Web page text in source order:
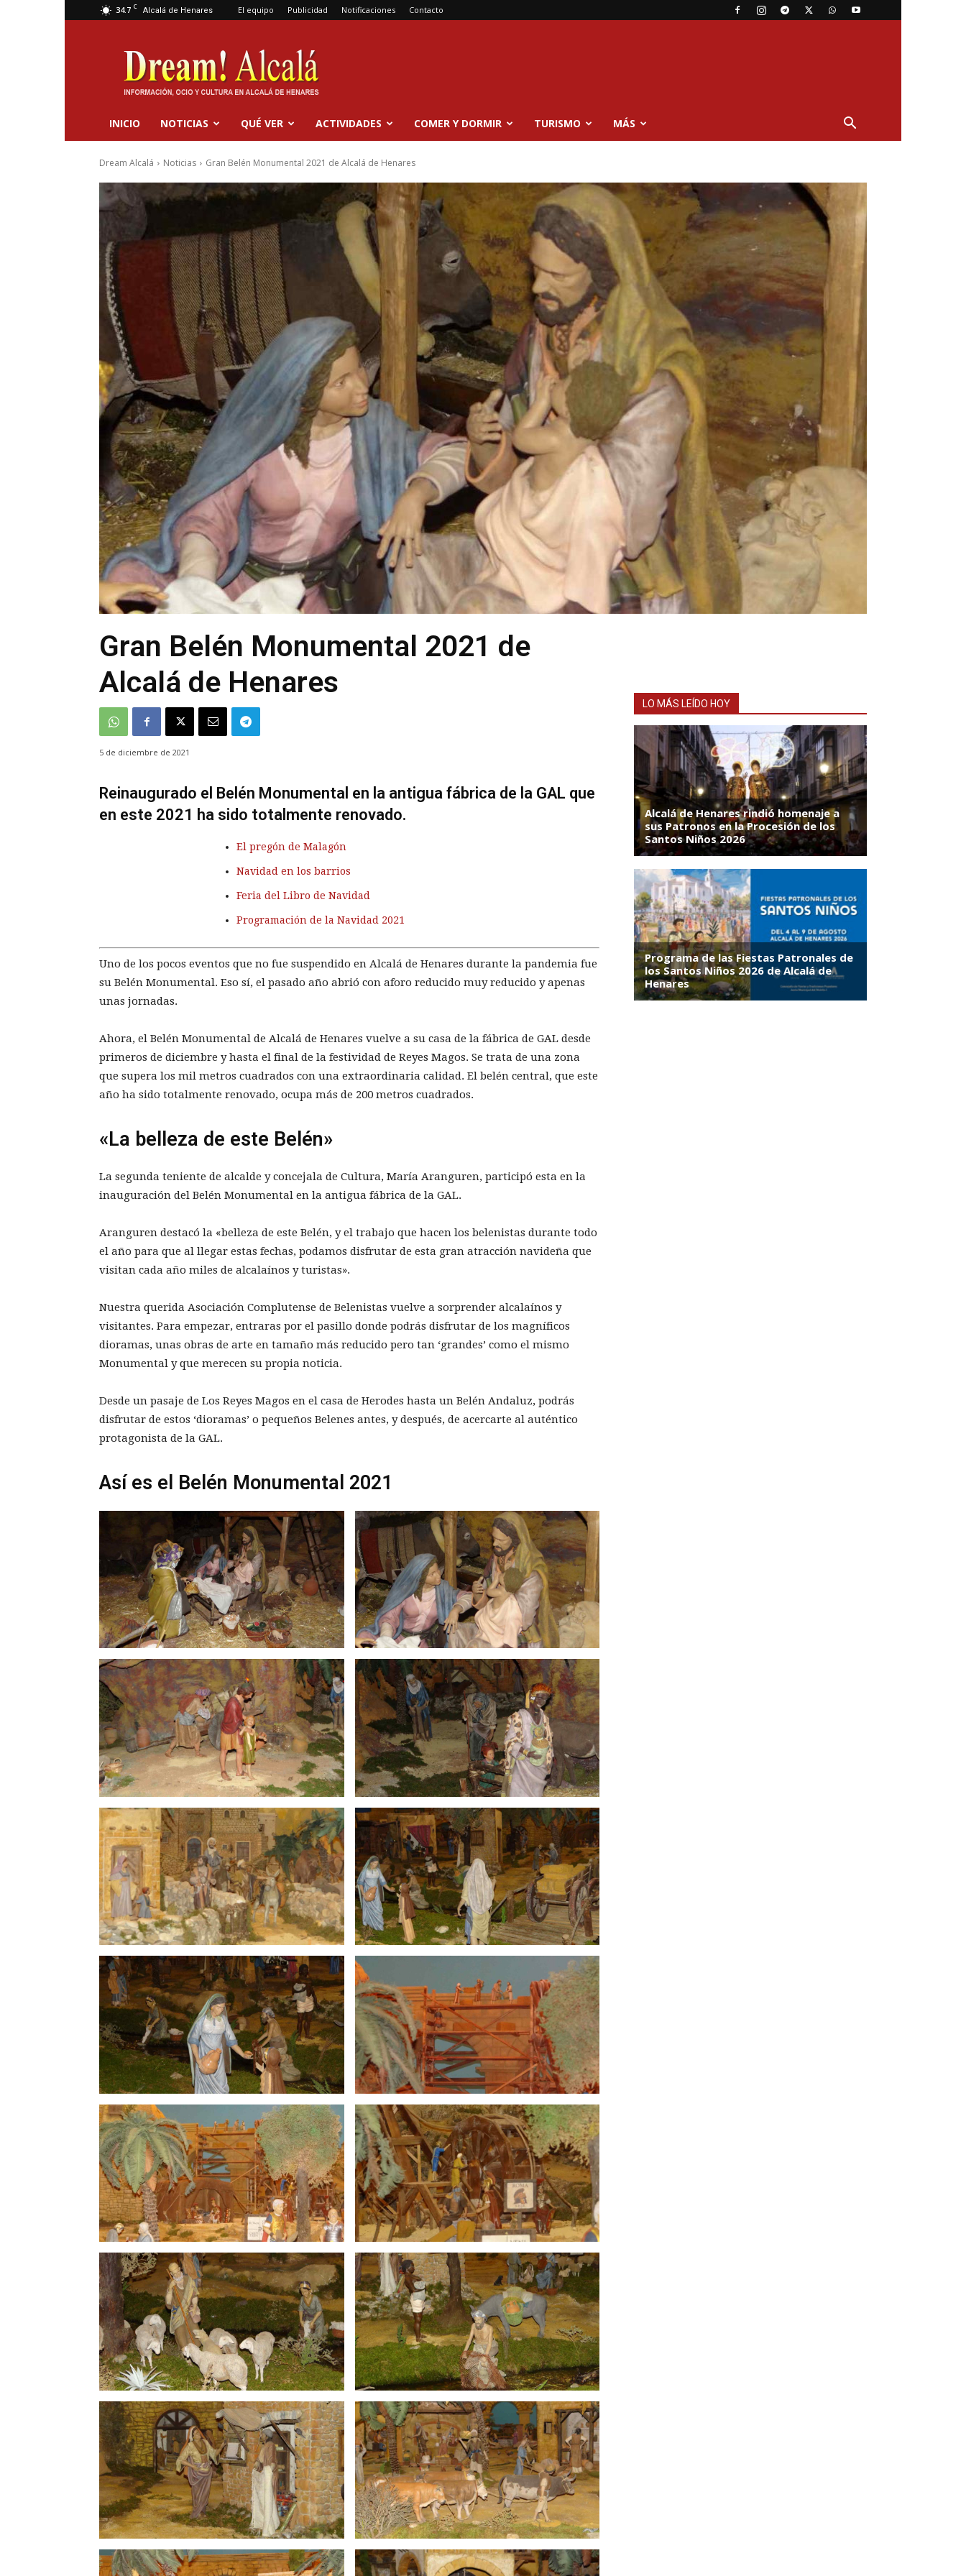
34.7 C Alcalá de Henares El equipo Publicidad Notificaciones Contacto
Dream
Alcalá
INICIO NOTICIAS QUÉ VER ACTIVIDADES COMER Y DORMIR TURISMO MÁS
Dream Alcalá Noticias Gran Belén Monumental 2021 de Alcalá de Henares
Gran Belén Monumental 2021 de
Alcalá de Henares
5 de diciembre de 2021
Reinaugurado el Belén Monumental en la antigua fábrica de la GAL que
en este 2021 ha sido totalmente renovado.
El pregón de Malagón
Navidad en los barrios
Feria del Libro de Navidad
Programación de la Navidad 2021
Uno de los pocos eventos que no fue suspendido en Alcalá de Henares durante la pandemia fue
su Belén Monumental. Eso sí, el pasado año abrió con aforo reducido muy reducido y apenas
unas jornadas.
Ahora, el Belén Monumental de Alcalá de Henares vuelve a su casa de la fábrica de GAL desde
primeros de diciembre y hasta el final de la festividad de Reyes Magos. Se trata de una zona
que supera los mil metros cuadrados con una extraordinaria calidad. El belén central, que este
año ha sido totalmente renovado, ocupa más de 200 metros cuadrados.
«La belleza de este Belén»
La segunda teniente de alcalde y concejala de Cultura, María Aranguren, participó esta en la
inauguración del Belén Monumental en la antigua fábrica de la GAL.
Aranguren destacó la «belleza de este Belén, y el trabajo que hacen los belenistas durante todo
el año para que al llegar estas fechas, podamos disfrutar de esta gran atracción navideña que
visitan cada año miles de alcalaínos y turistas».
Nuestra querida Asociación Complutense de Belenistas vuelve a sorprender alcalaínos y
visitantes. Para empezar, entraras por el pasillo donde podrás disfrutar de los magníficos
dioramas, unas obras de arte en tamaño más reducido pero tan ‘grandes’ como el mismo
Monumental y que merecen su propia noticia.
Desde un pasaje de Los Reyes Magos en el casa de Herodes hasta un Belén Andaluz, podrás
disfrutar de estos ‘dioramas’ o pequeños Belenes antes, y después, de acercarte al auténtico
protagonista de la GAL.
Así es el Belén Monumental 2021
LO MÁS LEÍDO HOY